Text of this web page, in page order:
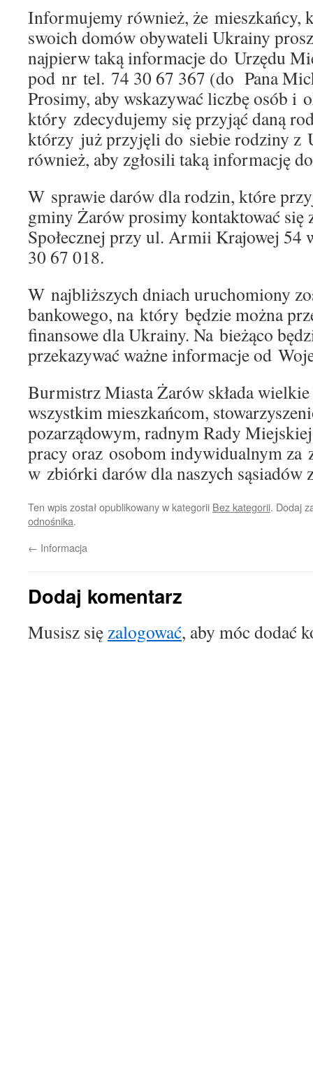
Informujemy również, że mieszkańcy,
swoich domów obywateli Ukrainy
najpierw taką informacje do Urzędu
pod nr tel. 74 30 67 367 (do Pana
Prosimy, aby wskazywać liczbę osób i
który zdecydujemy się przyjąć daną
którzy już przyjęli do siebie rodziny z
również, aby zgłosili taką informację
W sprawie darów dla rodzin, które
gminy Żarów prosimy kontaktować się
Społecznej przy ul. Armii Krajowej
30 67 018.
W najbliższych dniach uruchomiony
bankowego, na który będzie można
finansowe dla Ukrainy. Na bieżąco
przekazywać ważne informacje od
Burmistrz Miasta Żarów składa
wszystkim mieszkańcom,
pozarządowym, radnym Rady
pracy oraz osobom indywidualnym za
w zbiórki darów dla naszych
Ten wpis został opublikowany w kategorii Bez kategorii. Dodaj
odnośnika.
← Informacja
Dodaj komentarz
Musisz sięzalogować, aby móc dodać